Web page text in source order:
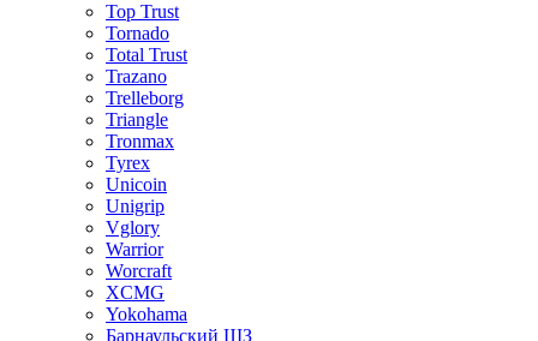
Top Trust
Tornado
Total Trust
Trazano
Trelleborg
Triangle
Tronmax
Tyrex
Unicoin
Unigrip
Vglory
Warrior
Worcraft
XCMG
Yokohama
Барнаульский ШЗ